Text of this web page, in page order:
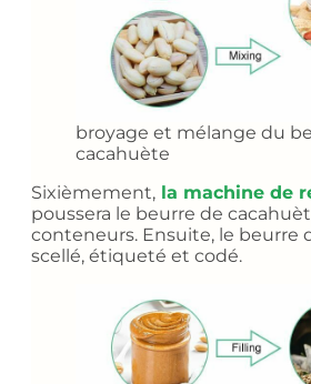
broyage et mélange du
cacahuète
Sixièmement, la machine de
poussera le beurre de
conteneurs. Ensuite, le beurre
scellé, étiqueté et codé.